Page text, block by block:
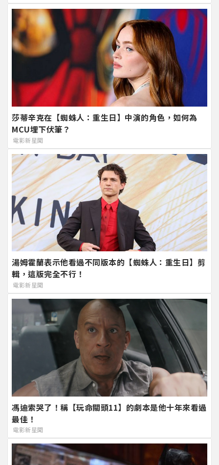
莎蒂辛克在【蜘蛛人：重生日】中演的角色，如何為
MCU埋下伏筆？
電影新星聞
湯姆霍蘭表示他看過不同版本的【蜘蛛人：重生日】剪
輯，這版完全不行！
電影新星聞
馮迪索哭了！稱【玩命關頭11】的劇本是他十年來看過
最佳！
電影新星聞